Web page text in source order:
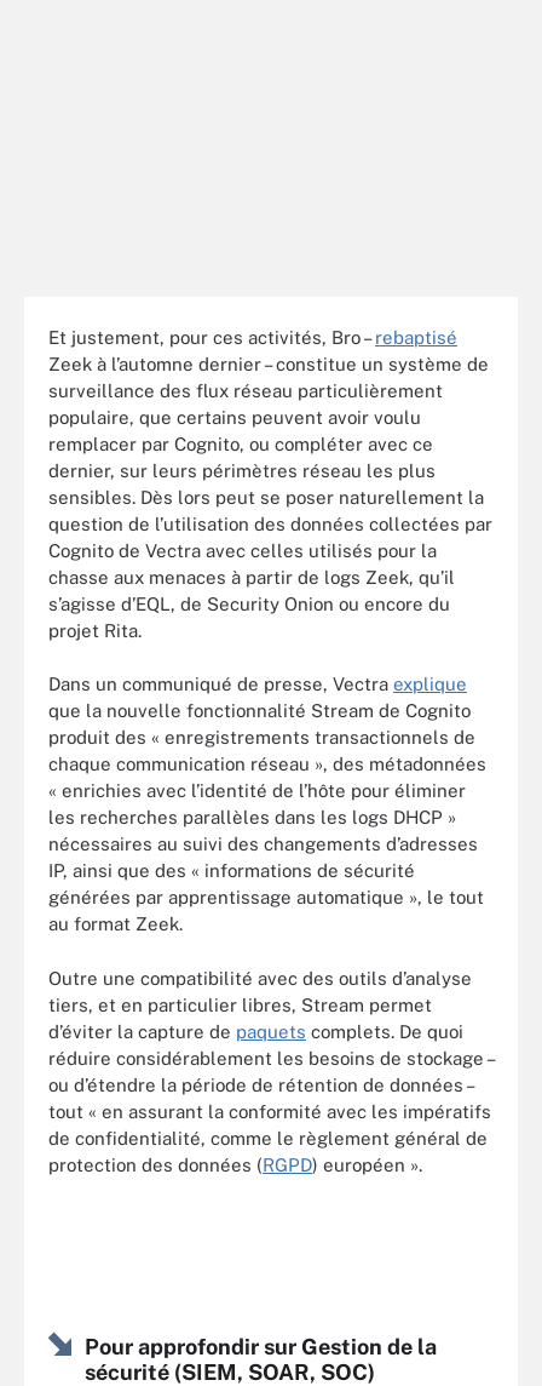
Et justement, pour ces activités, Bro –rebaptisé
Zeek à l’automne dernier – constitue un système de
surveillance des flux réseau particulièrement
populaire, que certains peuvent avoir voulu
remplacer par Cognito, ou compléter avec ce
dernier, sur leurs périmètres réseau les plus
sensibles. Dès lors peut se poser naturellement la
question de l’utilisation des données collectées par
Cognito de Vectra avec celles utilisés pour la
chasse aux menaces à partir de logs Zeek, qu’il
s’agisse d’EQL, de Security Onion ou encore du
projet Rita.
Dans un communiqué de presse, Vectra explique
que la nouvelle fonctionnalité Stream de Cognito
produit des « enregistrements transactionnels de
chaque communication réseau », des métadonnées
« enrichies avec l’identité de l’hôte pour éliminer
les recherches parallèles dans les logs DHCP »
nécessaires au suivi des changements d’adresses
IP, ainsi que des « informations de sécurité
générées par apprentissage automatique », le tout
au format Zeek.
Outre une compatibilité avec des outils d’analyse
tiers, et en particulier libres, Stream permet
d’éviter la capture de paquets complets. De quoi
réduire considérablement les besoins de stockage –
ou d’étendre la période de rétention de données –
tout « en assurant la conformité avec les impératifs
de confidentialité, comme le règlement général de
protection des données (RGPD) européen ».
Pour approfondir sur Gestion de la
sécurité (SIEM, SOAR, SOC)